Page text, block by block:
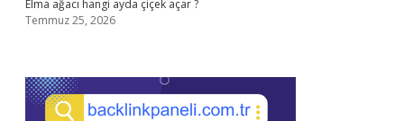
Elma ağacı hangi ayda çiçek açar ?
Temmuz 25, 2026